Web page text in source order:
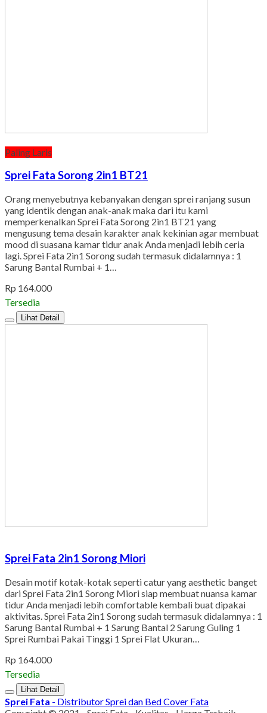
Paling Laris
Sprei Fata Sorong 2in1 BT21
Orang menyebutnya kebanyakan dengan sprei ranjang susun
yang identik dengan anak-anak maka dari itu kami
memperkenalkan Sprei Fata Sorong 2in1 BT21 yang
mengusung tema desain karakter anak kekinian agar membuat
mood di suasana kamar tidur anak Anda menjadi lebih ceria
lagi. Sprei Fata 2in1 Sorong sudah termasuk didalamnya : 1
Sarung Bantal Rumbai + 1…
Rp 164.000
Tersedia
Lihat Detail
Sprei Fata 2in1 Sorong Miori
Desain motif kotak-kotak seperti catur yang aesthetic banget
dari Sprei Fata 2in1 Sorong Miori siap membuat nuansa kamar
tidur Anda menjadi lebih comfortable kembali buat dipakai
aktivitas. Sprei Fata 2in1 Sorong sudah termasuk didalamnya : 1
Sarung Bantal Rumbai + 1 Sarung Bantal 2 Sarung Guling 1
Sprei Rumbai Pakai Tinggi 1 Sprei Flat Ukuran…
Rp 164.000
Tersedia
Lihat Detail
Sprei Fata - Distributor Sprei dan Bed Cover Fata